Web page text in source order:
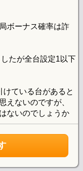
ボーナス確率は詐
たが全台設定1以下
ている台があると
えないのですが、
ないのでしょうか